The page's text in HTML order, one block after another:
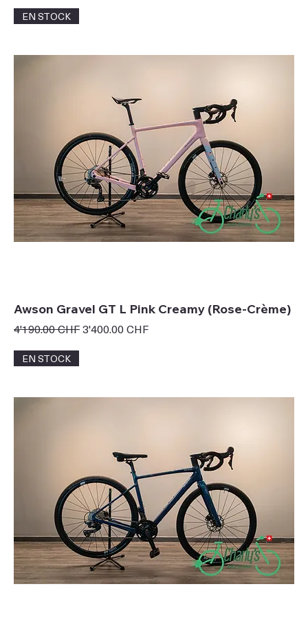
EN STOCK
Awson Gravel GT L Pink Creamy (Rose-Crème)
Prix original
4'190.00 CHFPrix promotionnel
3'400.00 CHF
EN STOCK